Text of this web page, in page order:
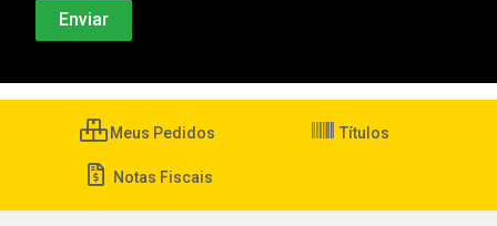
Meus Pedidos Títulos
Notas Fiscais